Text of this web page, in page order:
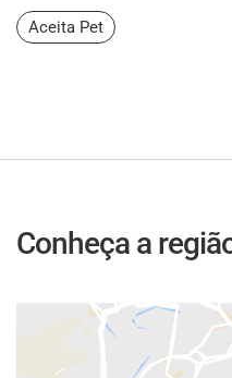
Aceita Pet
Conheça a